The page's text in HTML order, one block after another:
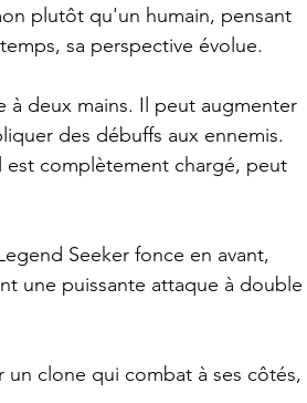
plutôt qu'un humain, pensant
sa perspective évolue.
à deux mains. Il peut augmenter
des débuffs aux ennemis.
est complètement chargé, peut
Seeker fonce en avant,
une puissante attaque à double
clone qui combat à ses côtés,